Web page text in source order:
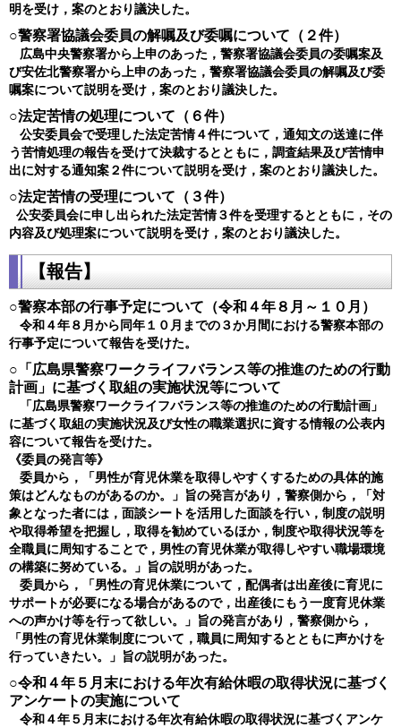
明を受け，案のとおり議決した。
○警察署協議会委員の解嘱及び委嘱について（２件）
広島中央警察署から上申のあった，警察署協議会委員の委嘱案及
び安佐北警察署から上申のあった，警察署協議会委員の解嘱及び委
嘱案について説明を受け，案のとおり議決した。
○法定苦情の処理について（６件）
公安委員会で受理した法定苦情４件について，通知文の送達に伴
う苦情処理の報告を受けて決裁するとともに，調査結果及び苦情申
出に対する通知案２件について説明を受け，案のとおり議決した。
○法定苦情の受理について（３件）
公安委員会に申し出られた法定苦情３件を受理するとともに，その
内容及び処理案について説明を受け，案のとおり議決した。
【報告】
○警察本部の行事予定について（令和４年８月～１０月）
令和４年８月から同年１０月までの３か月間における警察本部の
行事予定について報告を受けた。
○「広島県警察ワークライフバランス等の推進のための行動
計画」に基づく取組の実施状況等について
「広島県警察ワークライフバランス等の推進のための行動計画」
に基づく取組の実施状況及び女性の職業選択に資する情報の公表内
容について報告を受けた。
《委員の発言等》
委員から，「男性が育児休業を取得しやすくするための具体的施
策はどんなものがあるのか。」旨の発言があり，警察側から，「対
象となった者には，面談シートを活用した面談を行い，制度の説明
や取得希望を把握し，取得を勧めているほか，制度や取得状況等を
全職員に周知することで，男性の育児休業が取得しやすい職場環境
の構築に努めている。」旨の説明があった。
委員から，「男性の育児休業について，配偶者は出産後に育児に
サポートが必要になる場合があるので，出産後にもう一度育児休業
への声かけ等を行って欲しい。」旨の発言があり，警察側から，
「男性の育児休業制度について，職員に周知するとともに声かけを
行っていきたい。」旨の説明があった。
○令和４年５月末における年次有給休暇の取得状況に基づく
アンケートの実施について
令和４年５月末における年次有給休暇の取得状況に基づくアンケ